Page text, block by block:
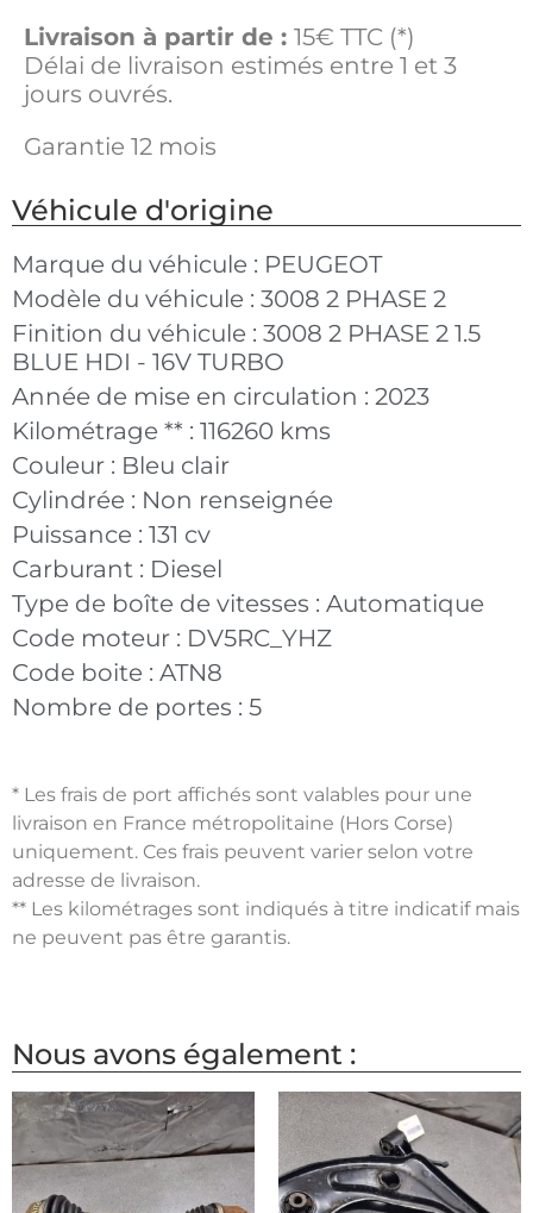
Livraison à partir de : 15€ TTC (*)
Délai de livraison estimés entre 1 et 3
jours ouvrés.
Garantie 12 mois
Véhicule d'origine
Marque du véhicule : PEUGEOT
Modèle du véhicule : 3008 2 PHASE 2
Finition du véhicule : 3008 2 PHASE 2 1.5
BLUE HDI - 16V TURBO
Année de mise en circulation : 2023
Kilométrage ** : 116260 kms
Couleur : Bleu clair
Cylindrée : Non renseignée
Puissance : 131 cv
Carburant : Diesel
Type de boîte de vitesses : Automatique
Code moteur : DV5RC_YHZ
Code boite : ATN8
Nombre de portes : 5
* Les frais de port affichés sont valables pour une
livraison en France métropolitaine (Hors Corse)
uniquement. Ces frais peuvent varier selon votre
adresse de livraison.
** Les kilométrages sont indiqués à titre indicatif mais
ne peuvent pas être garantis.
Nous avons également :